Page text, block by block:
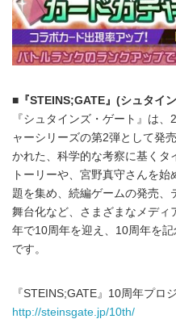
■『STEINS;GATE』(シュタイ
『シュタインズ・ゲート』は
ャーシリーズの第2弾として発
かれた、科学的な考察に基くタ
トーリーや、宮野真守さんを
題を集め、続編ゲームの発売、
舞台化など、さまざまなメディ
年で10周年を迎え、10周年を
です。
『STEINS;GATE』10周年プロ
http://steinsgate.jp/10th/